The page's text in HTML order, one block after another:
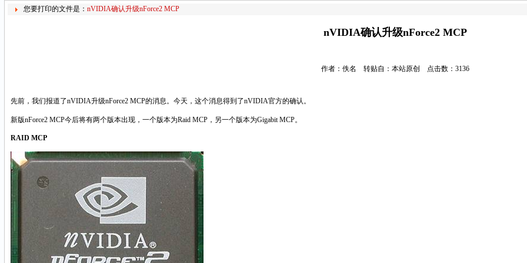
您要打印的文件是： nVIDIA确认升级nForce2 MCP
nVIDIA确认升级nForce2 MCP
作者：佚名 转贴自：本站原创 点击数：3136
先前，我们报道了nVIDIA升级nForce2 MCP的消息。今天，这个消息得到了nVIDIA官方的确认。
新版nForce2 MCP今后将有两个版本出现，一个版本为Raid MCP，另一个版本为Gigabit MCP。
RAID MCP